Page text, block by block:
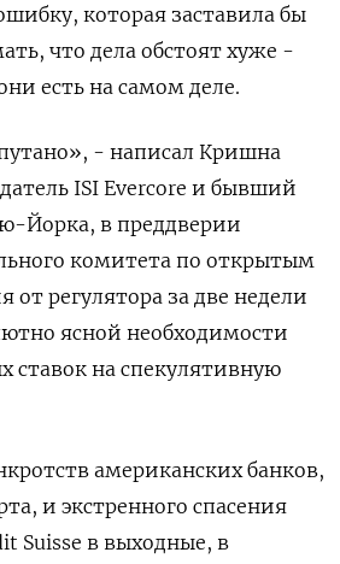
которая заставила бы
что дела обстоят хуже -
есть на самом деле.
- написал Кришна
ISI Evercore и бывший
Йорка, в преддверии
комитета по открытым
регулятора за две недели
ясной необходимости
ставок на спекулятивную
американских банков,
и экстренного спасения
Suisse в выходные, в